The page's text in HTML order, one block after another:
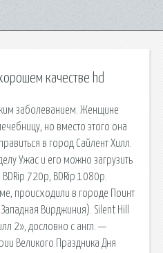
качестве hd
заболеванием. Женщине
но вместо этого она
в город Сайлент Хилл.
Ужас и его можно загрузить
720p, BDRip 1080p.
происходили в городе Поинт
Вирджиния). Silent Hill
2», дословно с англ. —
Великого Праздника Дня